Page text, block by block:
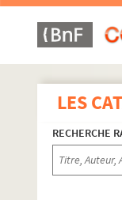
LES
RECHERCHE
Ms C 119. «
Ms C 132
Ms A 93. «
Ms A 95.
Ms A 96.
Ms A 97.
Ms B 14.
Ms A 182